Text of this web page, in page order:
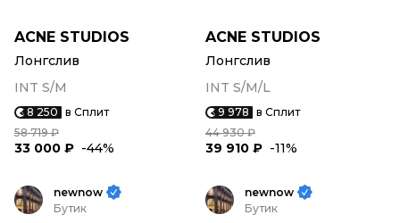
ACNE STUDIOS
Лонгслив
INT S/M
8 250 в Сплит
58 719 ₽
33 000 ₽ -44%
ACNE STUDIOS
Лонгслив
INT S/M/L
9 978 в Сплит
44 930 ₽
39 910 ₽ -11%
newnow
Бутик
newnow
Бутик